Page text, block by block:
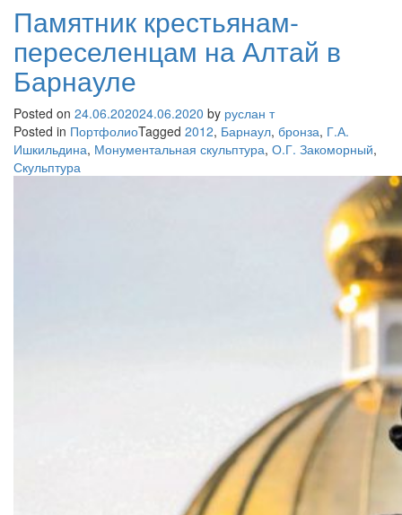
Памятник крестьянам-
переселенцам на Алтай в
Барнауле
Posted on 24.06.202024.06.2020 by руслан т
Posted in ПортфолиоTagged 2012, Барнаул, бронза, Г.А.
Ишкильдина, Монументальная скульптура, О.Г. Закоморный,
Скульптура